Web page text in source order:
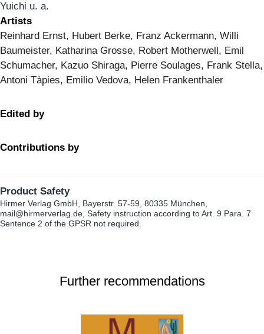
Yuichi u. a.
Artists
Reinhard Ernst, Hubert Berke, Franz Ackermann, Willi
Baumeister, Katharina Grosse, Robert Motherwell, Emil
Schumacher, Kazuo Shiraga, Pierre Soulages, Frank Stella,
Antoni Tàpies, Emilio Vedova, Helen Frankenthaler
Edited by
Contributions by
Product Safety
Hirmer Verlag GmbH, Bayerstr. 57-59, 80335 München,
mail@hirmerverlag.de, Safety instruction according to Art. 9 Para. 7
Sentence 2 of the GPSR not required.
Further recommendations